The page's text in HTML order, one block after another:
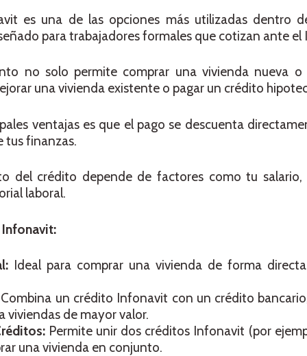
es una de las opciones más utilizadas dentro
para trabajadores formales que cotizan ante el
no solo permite comprar una vivienda nueva
una vivienda existente o pagar un crédito
ventajas es que el pago se descuenta
tus finanzas.
del crédito depende de factores como tu
laboral.
Ideal para comprar una vivienda de forma
Combina un crédito Infonavit con un crédito
viviendas de mayor valor.
Permite unir dos créditos Infonavit (por
una vivienda en conjunto.